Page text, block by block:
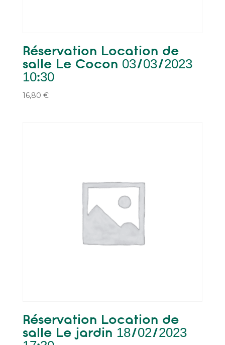
Réservation Location de
salle Le Cocon 03/03/2023
10:30
16,80 €
Réservation Location de
salle Le jardin 18/02/2023